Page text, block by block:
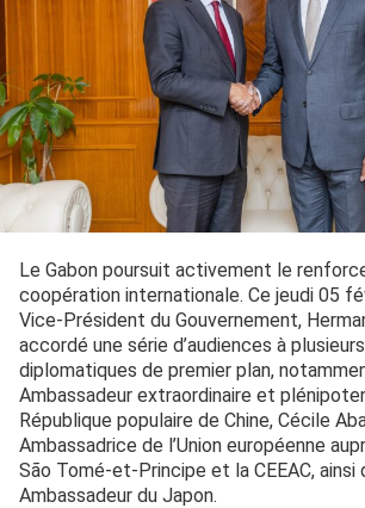
Le Gabon poursuit activement le
coopération internationale. Ce jeudi 05
Vice-Président du Gouvernement,
accordé une série d’audiences à
diplomatiques de premier plan,
Ambassadeur extraordinaire et
République populaire de Chine, Cécile
Ambassadrice de l’Union européenne
São Tomé-et-Principe et la CEEAC, ainsi
Ambassadeur du Japon.